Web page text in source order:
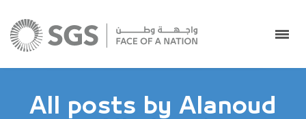
All posts by Alanoud